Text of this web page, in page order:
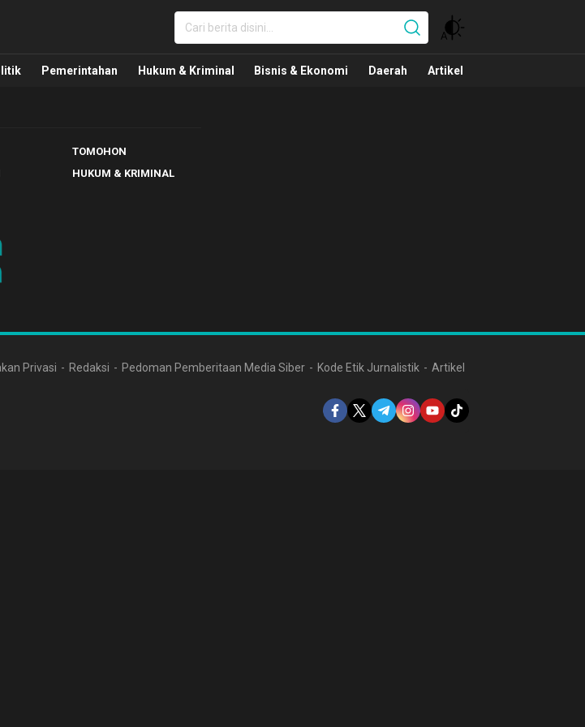
Hukum Kriminal dan Nasional
Pemerintahan Hukum & Kriminal Bisnis & Ekonomi Daerah Artikel
TOMOHON
HUKUM & KRIMINAL
Privasi Redaksi Pedoman Pemberitaan Media Siber Kode Etik Jurnalistik Artikel